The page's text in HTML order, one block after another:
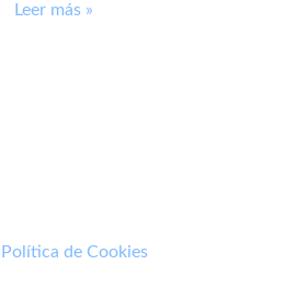
Leer más »
Política de Cookies